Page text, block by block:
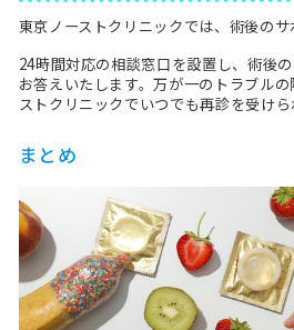
東京ノーストクリニックでは、術後のサ
24時間対応の相談窓口を設置し、術後
お答えいたします。万が一のトラブル
ストクリニックでいつでも再診を受けら
まとめ